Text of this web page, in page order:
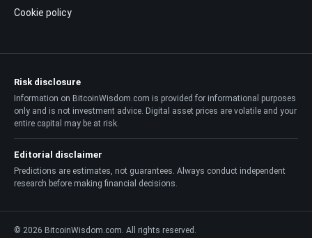
Cookie policy
Risk disclosure
Information on BitcoinWisdom.com is provided for informational purposes
only and is not investment advice. Digital asset prices are volatile and your
entire capital may be at risk.
Editorial disclaimer
Predictions are estimates, not guarantees. Always conduct independent
research before making financial decisions.
© 2026 BitcoinWisdom.com. All rights reserved.